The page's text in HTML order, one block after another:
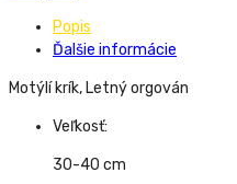
Popis
Ďalšie informácie
Motýlí krík, Letný orgován
Veľkosť:
30-40 cm